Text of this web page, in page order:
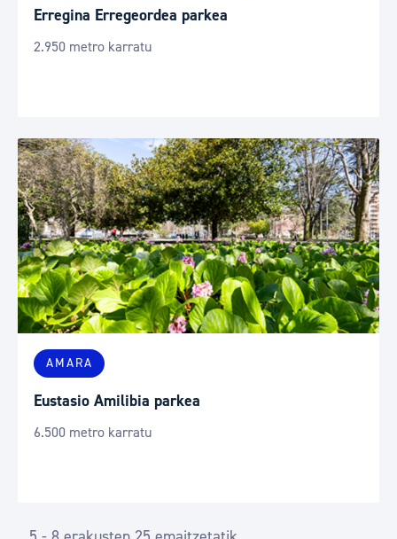
Erregina Erregeordea parkea
2.950 metro karratu
AMARA
Eustasio Amilibia parkea
6.500 metro karratu